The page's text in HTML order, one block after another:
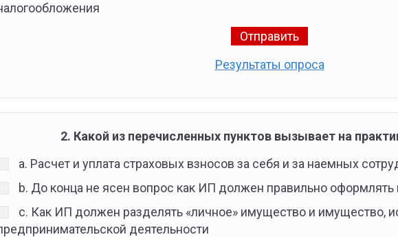
Результаты опроса
2. Какой из перечисленных пунктов вызывает на
a. Расчет и уплата страховых взносов за себя и за наемных
b. До конца не ясен вопрос как ИП должен правильно
c. Как ИП должен разделять «личное» имущество и имущество,
деятельности